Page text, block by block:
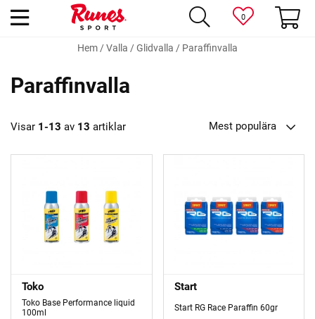
0
Hem/Valla /Glidvalla / Paraffinvalla
Paraffinvalla
Visar 1-13 av 13 artiklar Mest populära
Toko
Toko Base Performance liquid
100ml
Start
Start RG Race Paraffin 60gr